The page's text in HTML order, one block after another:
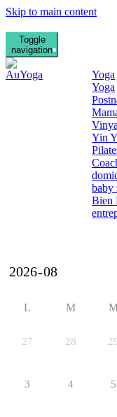
Skip to main content
Toggle
navigation
Yoga
Yoga
Yin
baby
Bien
L M
27 28
3 4 5